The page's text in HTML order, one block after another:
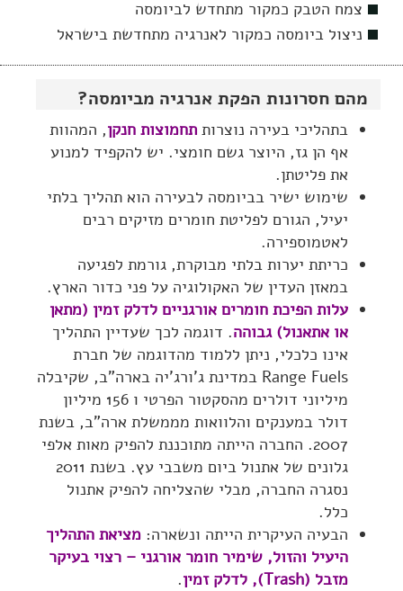
מהם חסרונות הפקת אנרגיה מביומסה?
בתהליכי בעירה נוצרות תחמוצות חנקן, המהוות
אף הן גז, היוצר גשם חומצי. יש להקפיד למנוע
את פליטתן.
שימוש ישיר בביומסה לבעירה הוא תהליך בלתי
יעיל, הגורם לפליטת חומרים מזיקים רבים
לאטמוספירה.
כריתת יערות בלתי מבוקרת, גורמת לפגיעה
במאזן העדין של האקולוגיה על פני כדור הארץ.
עלות הפיכת חומרים אורגניים לדלק זמין (מתאן
או אתאנול) גבוהה. דוגמה לכך שעדיין התהליך
אינו כלכלי, ניתן ללמוד מהדוגמה של חברת
Range Fuels במדינת ג'ורג'יה בארה"ב, שקיבלה
מיליוני דולרים מהסקטור הפרטי ו 156 מיליון
דולר במענקים והלוואות מממשלת ארה"ב, בשנת
2007. החברה הייתה מתוכננת להפיק מאות אלפי
גלונים של אתנול ביום משבבי עץ. בשנת 2011
נסגרה החברה, מבלי שהצליחה להפיק אתנול
כלל.
הבעיה העיקרית הייתה ונשארה: מציאת התהליך
היעיל והזול, שימיר חומר אורגני – רצוי בעיקר
מזבל (Trash), לדלק זמין
.
צמח הטבק כמקור מתחדש לביומסה
ניצול ביומסה כמקור לאנרגיה מתחדשת בישראל